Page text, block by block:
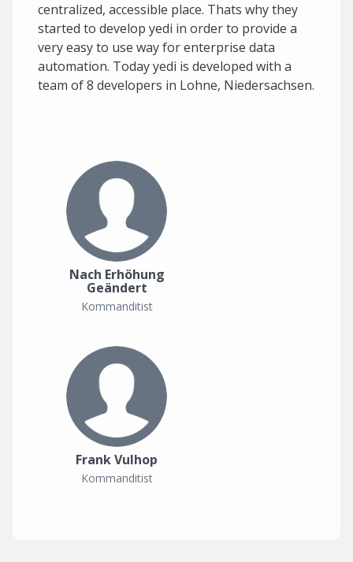
centralized, accessible place. Thats why they
started to develop yedi in order to provide a
very easy to use way for enterprise data
automation. Today yedi is developed with a
team of 8 developers in Lohne, Niedersachsen.
Nach Erhöhung
Geändert
Kommanditist
Frank Vulhop
Kommanditist